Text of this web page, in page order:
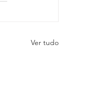
Ver tudo